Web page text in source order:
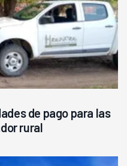
de pago para las
rural